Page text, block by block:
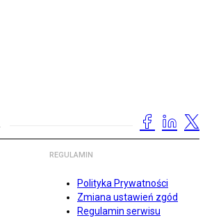
REGULAMIN
Polityka Prywatności
Zmiana ustawień zgód
Regulamin serwisu